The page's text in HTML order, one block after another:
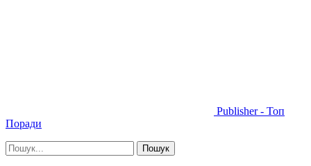
Publisher - Топ
Поради